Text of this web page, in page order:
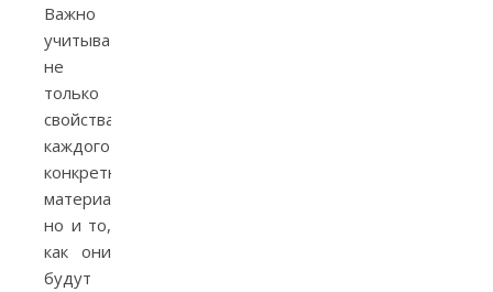
Важно
учитывать
не
только
свойства
каждого
конкретного
материала,
но и то,
как они
будут